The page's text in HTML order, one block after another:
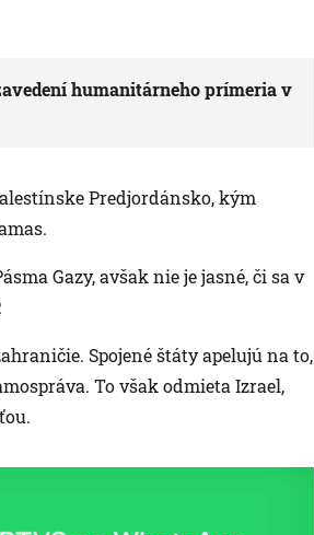
humanitárneho prímeria v
Predjordánsko, kým
Gazy, avšak nie je jasné, či sa v
Spojené štáty apelujú na to,
To však odmieta Izrael,